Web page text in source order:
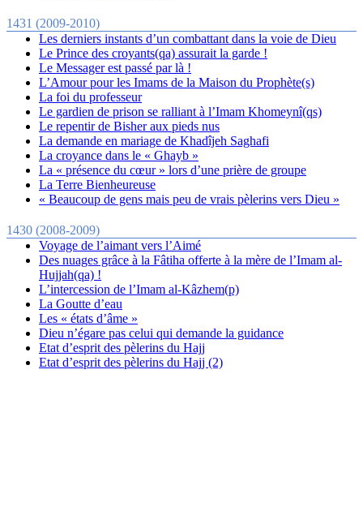
1431 (2009-2010)
Les derniers instants d’un combattant dans la voie de Dieu
Le Prince des croyants(qa) assurait la garde !
Le Messager est passé par là !
L’Amour pour les Imams de la Maison du Prophète(s)
La foi du professeur
Le gardien de prison se ralliant à l’Imam Khomeynî(qs)
Le repentir de Bisher aux pieds nus
La demande en mariage de Khadîjeh Saghafi
La croyance dans le « Ghayb »
La « présence du cœur » lors d’une prière de groupe
La Terre Bienheureuse
« Beaucoup de gens mais peu de vrais pèlerins vers Dieu »
1430 (2008-2009)
Voyage de l’aimant vers l’Aimé
Des nuages grâce à la Fâtiha offerte à la mère de l’Imam al-
Hujjah(qa) !
L’intercession de l’Imam al-Kâzhem(p)
La Goutte d’eau
Les « états d’âme »
Dieu n’égare pas celui qui demande la guidance
Etat d’esprit des pèlerins du Hajj
Etat d’esprit des pèlerins du Hajj (2)